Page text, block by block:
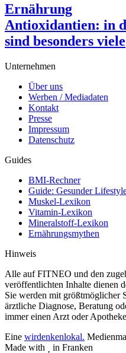
Ernährung
Antioxidantien: in
sind besonders viele
Unternehmen
Über uns
Werben / Mediadaten
Kontakt
Presse
Impressum
Datenschutz
Guides
BMI-Rechner
Guide: Gesunder
Muskel-Lexikon
Vitamin-Lexikon
Mineralstoff-Lexikon
Ernährungsmythen
Hinweis
Alle auf FITNEO und den
veröffentlichten Inhalte dienen
Sie werden mit größtmöglicher
ärztliche Diagnose, Beratung
immer einen Arzt oder
Eine wirdenkenlokal.
Made with
in Franken